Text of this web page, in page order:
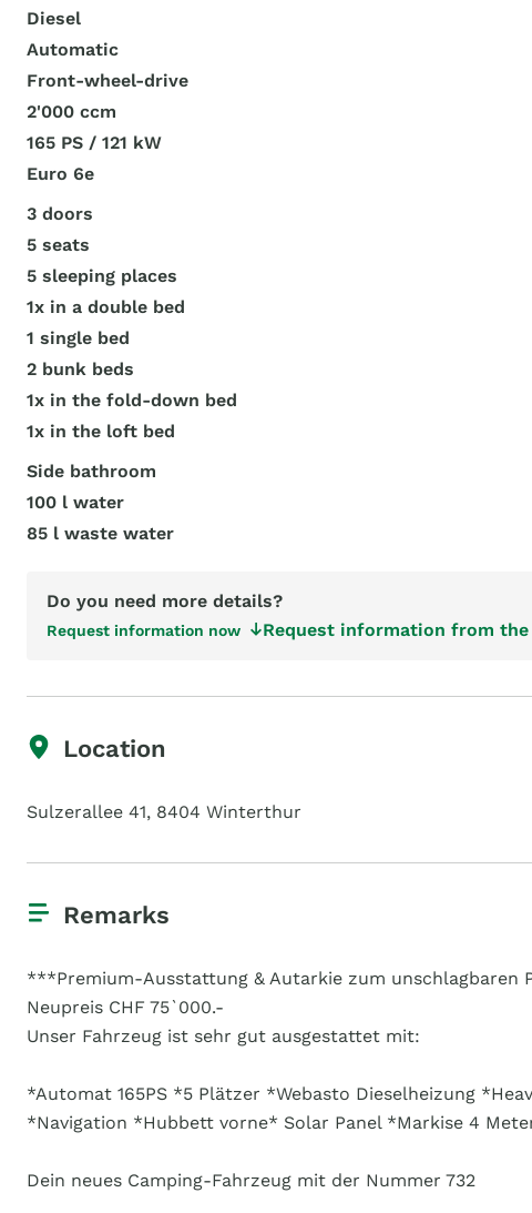
Diesel
Automatic
Front-wheel-drive
2'000 ccm
165 PS / 121 kW
Euro 6e
3 doors
5 seats
5 sleeping places
1x in a double bed
1 single bed
2 bunk beds
1x in the fold-down bed
1x in the loft bed
Side bathroom
100 l water
85 l waste water
Do you need more details?
Request information now Request information from
Location
Sulzerallee 41, 8404 Winterthur
Remarks
***Premium-Ausstattung & Autarkie zum unschlagbaren
Neupreis CHF 75`000.-
Unser Fahrzeug ist sehr gut ausgestattet mit:
*Automat 165PS *5 Plätzer *Webasto Dieselheizung
*Navigation *Hubbett vorne* Solar Panel *Markise 4
Dein neues Camping-Fahrzeug mit der Nummer 732